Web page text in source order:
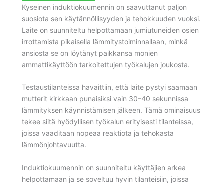
Kyseinen induktiokuumennin on saavuttanut paljon
suosiota sen käytännöllisyyden ja tehokkuuden vuoksi.
Laite on suunniteltu helpottamaan jumiutuneiden osien
irrottamista pikaisella lämmitystoiminnallaan, minkä
ansiosta se on löytänyt paikkansa monien
ammattikäyttöön tarkoitettujen työkalujen joukosta.
Testaustilanteissa havaittiin, että laite pystyi saamaan
mutterit kirkkaan punaisiksi vain 30–40 sekunnissa
lämmityksen käynnistämisen jälkeen. Tämä ominaisuus
tekee siitä hyödyllisen työkalun erityisesti tilanteissa,
joissa vaaditaan nopeaa reaktiota ja tehokasta
lämmönjohtavuutta.
Induktiokuumennin on suunniteltu käyttäjien arkea
helpottamaan ja se soveltuu hyvin tilanteisiin, joissa